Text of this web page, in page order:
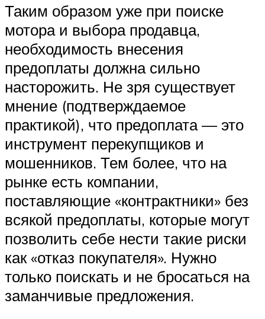
Таким образом уже при поиске
мотора и выбора продавца,
необходимость внесения
предоплаты должна сильно
насторожить. Не зря существует
мнение (подтверждаемое
практикой), что предоплата — это
инструмент перекупщиков и
мошенников. Тем более, что на
рынке есть компании,
поставляющие «контрактники» без
всякой предоплаты, которые могут
позволить себе нести такие риски
как «отказ покупателя». Нужно
только поискать и не бросаться на
заманчивые предложения.